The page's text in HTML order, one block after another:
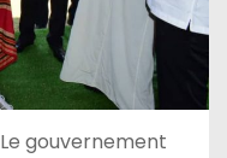
Le gouvernement